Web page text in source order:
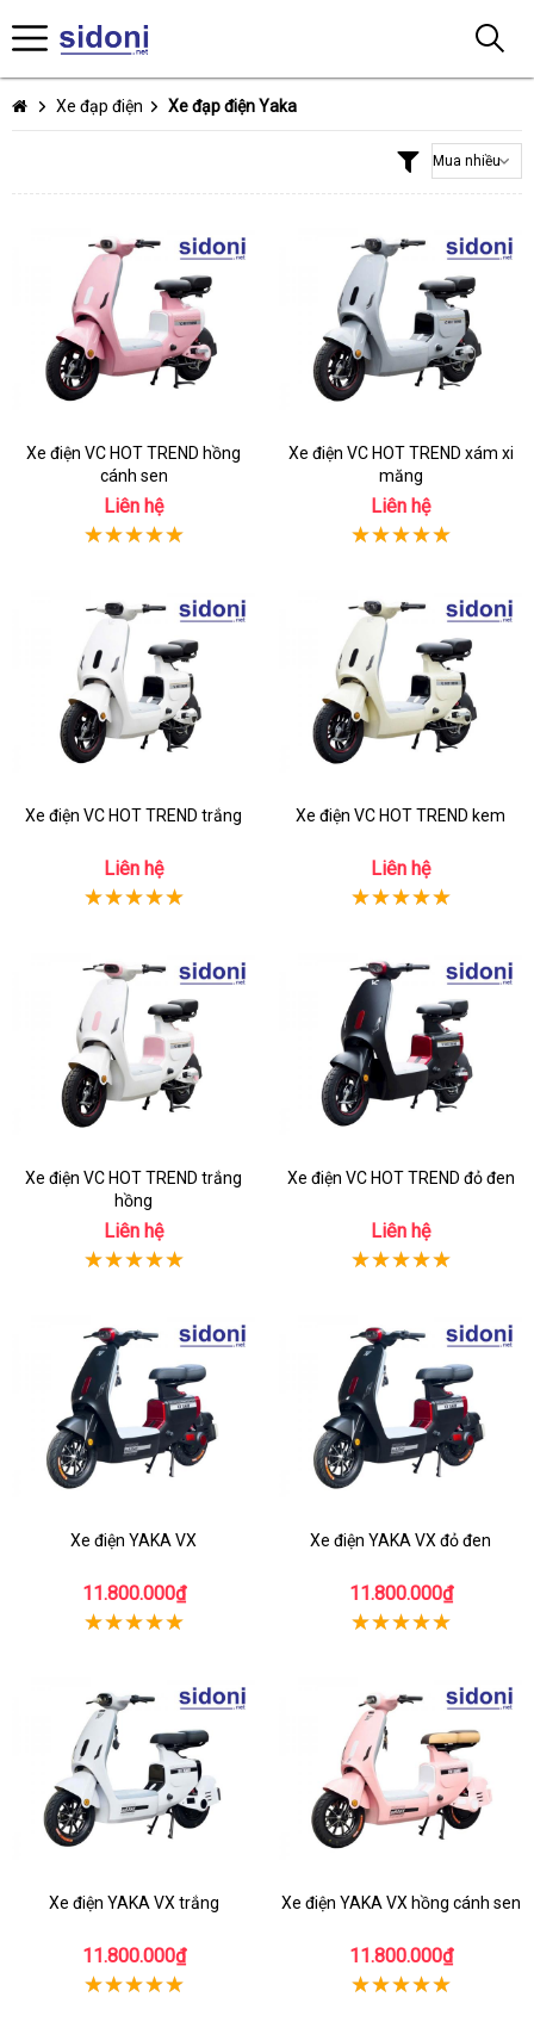
Xe đạp điện Xe đạp điện Yaka
Xe điện VC HOT TREND hồng
cánh sen
Liên hệ
Xe điện VC HOT TREND xám xi
măng
Liên hệ
Xe điện VC HOT TREND trắng
Liên hệ
Xe điện VC HOT TREND kem
Liên hệ
Xe điện VC HOT TREND trắng
hồng
Liên hệ
Xe điện VC HOT TREND đỏ đen
Liên hệ
Xe điện YAKA VX
11.800.000₫
Xe điện YAKA VX đỏ đen
11.800.000₫
Xe điện YAKA VX trắng
11.800.000₫
Xe điện YAKA VX hồng cánh sen
11.800.000₫